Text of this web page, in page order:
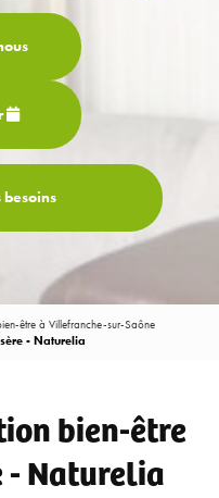
besoins
être à Villefranche-sur-Saône
- Naturelia
bien-être
- Naturelia